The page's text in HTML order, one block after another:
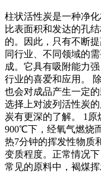
柱状活性炭是一种净
比表面积和发达的孔
的。因此，只有不断
同行业、不同领域的
成。它具有吸附能力
行业的喜爱和应用。
也会对成品产生一定
选择上对波列活性炭
炭有更深的了解。 1
900℃下，经氧气燃烧
热7分钟的挥发性物质
变质程度。正常情况
常见的原料中，褐煤